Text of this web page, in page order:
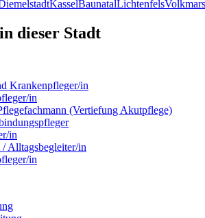
KasselBaunatalLichtenfels
dieser Stadt
Krankenpfleger/in
in
(Vertiefung Akutpflege)
in
Alltagsbegleiter/in
in